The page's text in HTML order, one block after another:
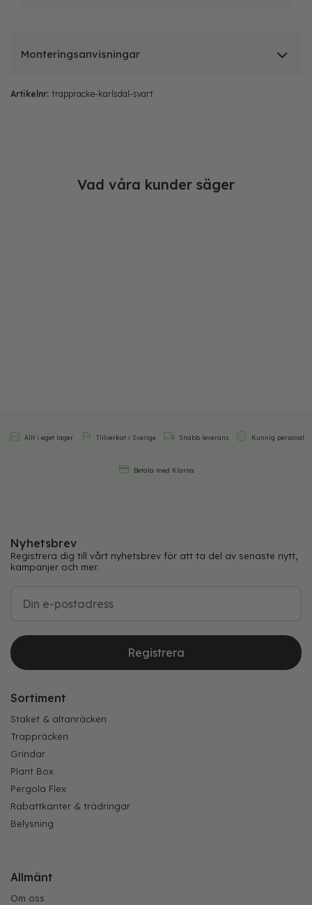
Monteringsanvisningar
Artikelnr: trappracke-karlsdal-svart
Vad våra kunder säger
Allt i eget lager Tillverkat i Sverige Snabb leverans Kunnig personal
Betala med Klarna
Nyhetsbrev
Registrera dig till vårt nyhetsbrev för att ta del av senaste nytt,
kampanjer och mer.
Registrera
Sortiment
Staket & altanräcken
Trappräcken
Grindar
Plant Box
Pergola Flex
Rabattkanter & trädringar
Belysning
Allmänt
Om oss